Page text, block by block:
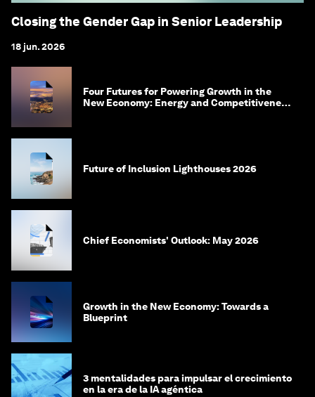
Closing the Gender Gap in Senior Leadership
18 jun. 2026
Four Futures for Powering Growth in the
New Economy: Energy and Competitiveness
Future of Inclusion Lighthouses 2026
Chief Economists' Outlook: May 2026
Growth in the New Economy: Towards a
Blueprint
3 mentalidades para impulsar el crecimiento
en la era de la IA agéntica